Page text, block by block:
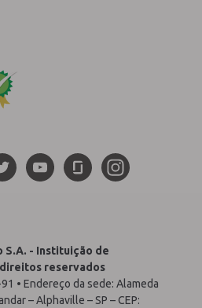
S.A. - Instituição de
reservados
• Endereço da sede: Alameda
– Alphaville – SP – CEP: